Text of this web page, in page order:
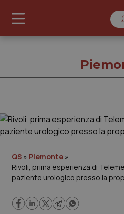
Governo e Parlamento
Regioni e Asl
QS » Piemonte »
Rivoli, prima esperienza di
paziente urologico presso la